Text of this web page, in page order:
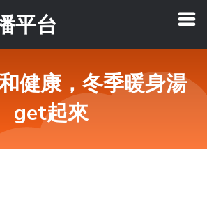
平台
健康，冬季暖身湯
get起來